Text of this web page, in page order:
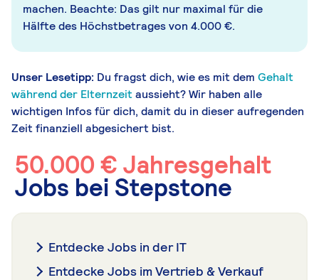
machen. Beachte: Das gilt nur maximal für die
Hälfte des Höchstbetrages von 4.000 €.
Unser Lesetipp: Du fragst dich, wie es mit dem Gehalt
während der Elternzeitaussieht? Wir haben alle
wichtigen Infos für dich, damit du in dieser aufregenden
Zeit finanziell abgesichert bist.
50.000 € Jahresgehalt
Jobs bei Stepstone
Entdecke Jobs in der IT
Entdecke Jobs im Vertrieb & Verkauf